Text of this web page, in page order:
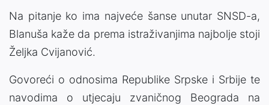
Na pitanje ko ima najveće šanse unutar SNSD-a,
Blanuša kaže da prema istraživanjima najbolje stoji
Željka Cvijanović.
Govoreći o odnosima Republike Srpske i Srbije te
navodima o utjecaju zvaničnog Beograda na